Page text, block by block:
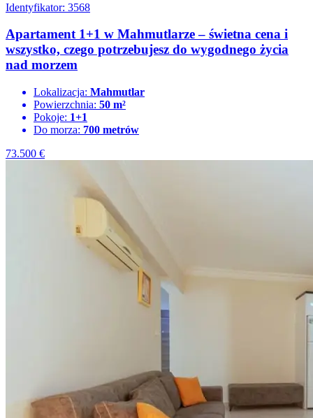
Identyfikator: 3568
Apartament 1+1 w Mahmutlarze – świetna cena i
wszystko, czego potrzebujesz do wygodnego życia
nad morzem
Lokalizacja: Mahmutlar
Powierzchnia: 50 m²
Pokoje: 1+1
Do morza: 700 metrów
73.500 €